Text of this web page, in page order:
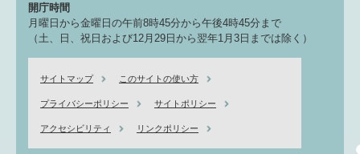
開庁時間
月曜日から金曜日の午前8時45分から午後4時45分まで
（土、日、祝日および12月29日から翌年1月3日までは除く）
サイトマップ このサイトの使い方
プライバシーポリシー サイトポリシー
アクセシビリティ リンクポリシー